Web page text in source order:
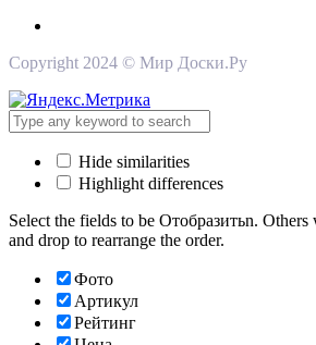
Copyright 2024 © Мир Доски.Ру
Hide similarities
Highlight differences
Select the fields to be Отобразитьn.
and drop to rearrange the order.
Фото
Артикул
Рейтинг